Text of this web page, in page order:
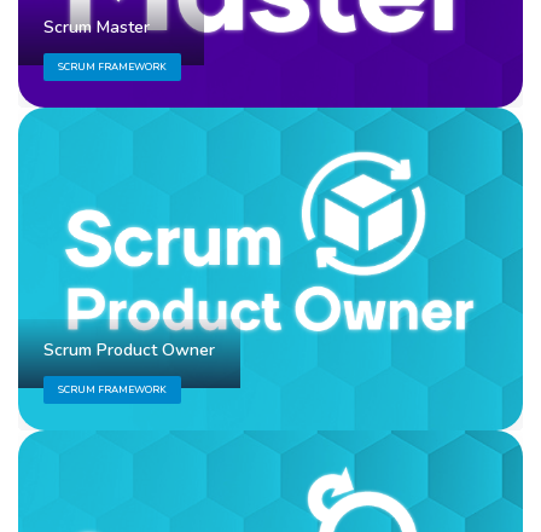
Scrum Master
SCRUM FRAMEWORK
Scrum Product Owner
SCRUM FRAMEWORK